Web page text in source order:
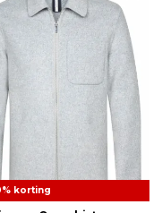
korting